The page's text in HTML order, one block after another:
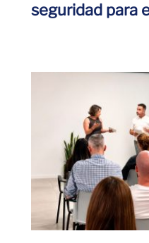
seguridad para